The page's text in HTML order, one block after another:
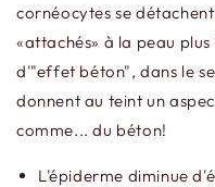
cornéocytes se
«attachés» à la peau
d'"effet béton", dans le
donnent au teint un
comme... du béton!
L'épiderme diminue